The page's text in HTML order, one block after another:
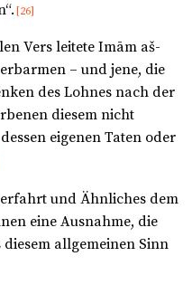
[26]
Vers leitete Imām aš-
– und jene, die
des Lohnes nach der
diesem nicht
eigenen Taten oder
und Ähnliches dem
eine Ausnahme, die
allgemeinen Sinn